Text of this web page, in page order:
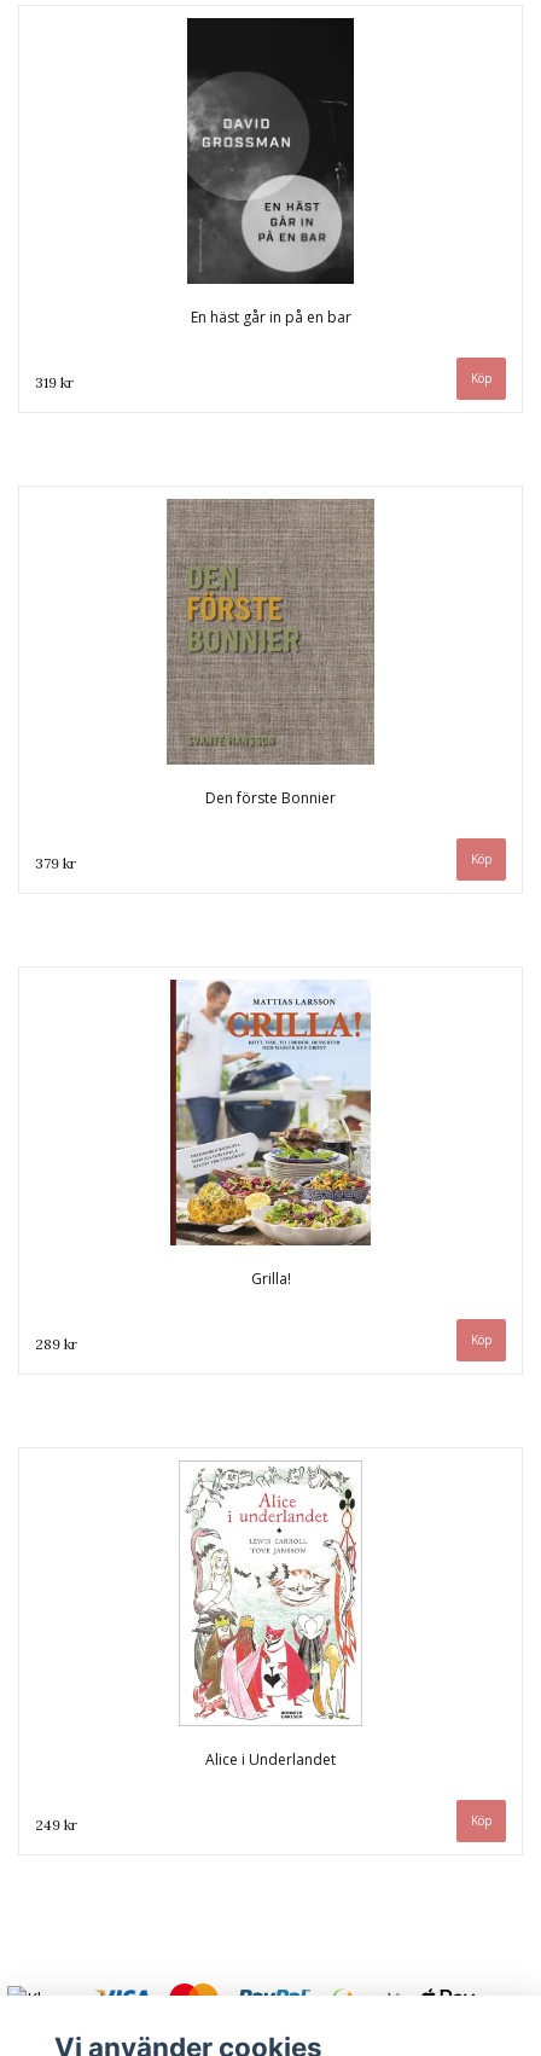
En häst går in på en bar
319 kr
Den förste Bonnier
379 kr
Grilla!
289 kr
Alice i Underlandet
249 kr
Vi använder cookies